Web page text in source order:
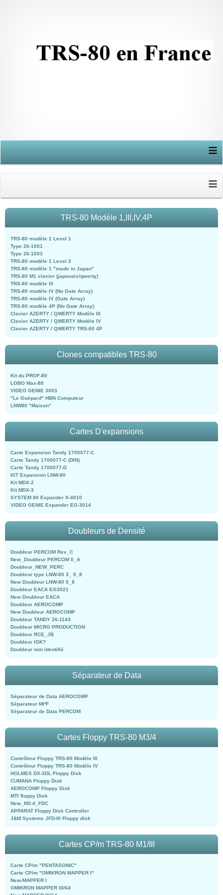
≡
≡
TRS-80 Modèle 1,III,IV,4P
TRS-80 modèle 1 Level 1
Type 26-1001
Type 26-1003
TRS-80 modèle 1 Level 2
TRS-80 modèle 1 "made in Japan"
TRS-80 M1 clavier (japonais/qwerty)
TRS-80 modèle III
TRS-80 modèle IV (No Gate Array)
TRS-80 modèle IV (Gate Array)
TRS-80 modèle 4P (No Gate Array)
Clavier AZERTY / QWERTY Modèle III
Clavier AZERTY / QWERTY Modèle IV
Clavier AZERTY / QWERTY TRS-80 4P
Clones compatibles TRS-80
Kit du PROF-80
LOBO Max-80
VIDEO GENIE 3003
"Le Guépard" HBN Computeur
LNW80 "Maison"
Cartes D'expansions
Carte Expansion Tandy 1700077-C
Carte Tandy 1700077-C (DIN)
Carte Tandy 1700077-D
KIT Expansion LNW-80
Kit MDX-2
Kit MDX-3
SYSTEM 80 Expander X-4010
VIDEO GENIE Expander EG-3014
Doubleurs de Densité
Doubleur PERCOM Rev_C
New_Doubleur PERCOM II_A
Doubleur_NEW_PERC
Doubleur type LNW-80 3_ 5_8
New Doubleur LNW-80 5_8
Doubleur EACA EG3021
New Doubleur EACA
Doubleur AEROCOMP
New Doubleur AEROCOMP
Doubleur TANDY 26-1143
Doubleur MICRO PRODUCTION
Doubleur RCE_JB
Doubleur IGK?
Doubleur non identifié
Séparateur de Data
Séparateur de Data AEROCOMP
Séparateur MI²F
Séparateur de Data PERCOM
Cartes Floppy TRS-80 M3/4
Contrôleur Floppy TRS-80 Modèle III
Contrôleur Floppy TRS-80 Modèle IV
HOLMES DX-3DL Floppy Disk
CUMANA Floppy Disk
AEROCOMP Floppy Disk
MTI floppy Disk
New_M3-4_FDC
APPARAT Floppy Disk Controller
J&M Systems JFD-III Floppy disk
Cartes CP/m TRS-80 M1/III
Carte CP/m "PENTASONIC"
Carte CP/m "OMIKRON MAPPER I"
New-MAPPER I
OMIKRON MAPPER III/64